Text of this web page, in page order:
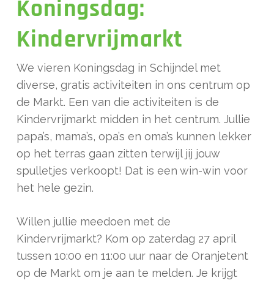
Koningsdag:
Kindervrijmarkt
We vieren Koningsdag in Schijndel met
diverse, gratis activiteiten in ons centrum op
de Markt. Een van die activiteiten is de
Kindervrijmarkt midden in het centrum. Jullie
papa’s, mama’s, opa’s en oma’s kunnen lekker
op het terras gaan zitten terwijl jij jouw
spulletjes verkoopt! Dat is een win-win voor
het hele gezin.
Willen jullie meedoen met de
Kindervrijmarkt? Kom op zaterdag 27 april
tussen 10:00 en 11:00 uur naar de Oranjetent
op de Markt om je aan te melden. Je krijgt